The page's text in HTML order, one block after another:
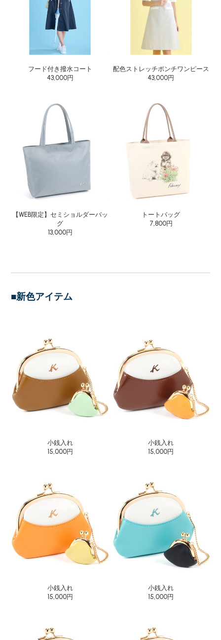
フード付き撥水コート
43,000円
配色ストレッチポンチワンピース
43,000円
【WEB限定】セミショルダーバッ
グ
13,000円
トートバッグ
7,800円
■新色アイテム
小銭入れ
15,000円
小銭入れ
15,000円
小銭入れ
15,000円
小銭入れ
15,000円